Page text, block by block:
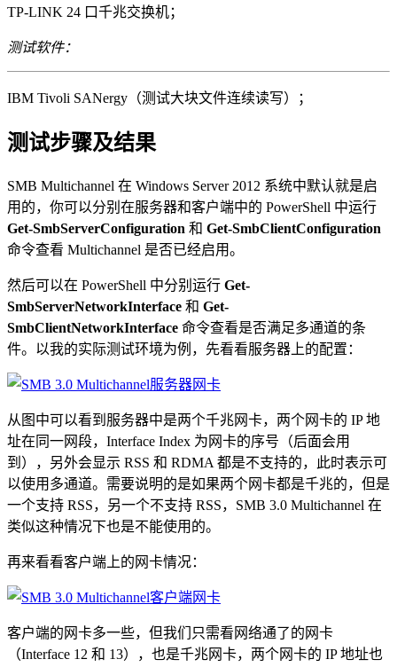
TP-LINK 24 口千兆交换机；
测试软件：
IBM Tivoli SANergy（测试大块文件连续读写）；
测试步骤及结果
SMB Multichannel 在 Windows Server 2012 系统中默认就是启
用的，你可以分别在服务器和客户端中的 PowerShell 中运行
Get-SmbServerConfiguration 和 Get-SmbClientConfiguration
命令查看 Multichannel 是否已经启用。
然后可以在 PowerShell 中分别运行 Get-
SmbServerNetworkInterface 和 Get-
SmbClientNetworkInterface 命令查看是否满足多通道的条
件。以我的实际测试环境为例，先看看服务器上的配置：
从图中可以看到服务器中是两个千兆网卡，两个网卡的 IP 地
址在同一网段，Interface Index 为网卡的序号（后面会用
到），另外会显示 RSS 和 RDMA 都是不支持的，此时表示可
以使用多通道。需要说明的是如果两个网卡都是千兆的，但是
一个支持 RSS，另一个不支持 RSS，SMB 3.0 Multichannel 在
类似这种情况下也是不能使用的。
再来看看客户端上的网卡情况：
客户端的网卡多一些，但我们只需看网络通了的网卡
（Interface 12 和 13），也是千兆网卡，两个网卡的 IP 地址也